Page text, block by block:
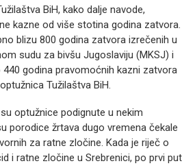
BiH, kako dalje navode,
kazne od više stotina godina zatvora.
blizu 800 godina zatvora izrečenih u
sudu za bivšu Jugoslaviju (MKSJ) i
godina pravomoćnih kazni zatvora
Tužilaštva BiH.
optužnice podignute u nekim
porodice žrtava dugo vremena čekale
za ratne zločine. Kada je riječ o
i ratne zločine u Srebrenici, po prvi put